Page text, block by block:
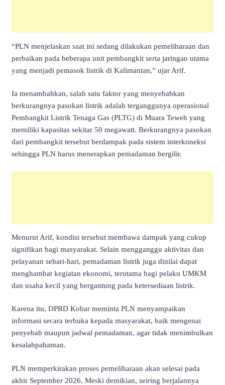
“PLN menjelaskan saat ini sedang dilakukan pemeliharaan dan
perbaikan pada beberapa unit pembangkit serta jaringan utama
yang menjadi pemasok listrik di Kalimantan,” ujar Arif.
Ia menambahkan, salah satu faktor yang menyebabkan
berkurangnya pasokan listrik adalah terganggunya operasional
Pembangkit Listrik Tenaga Gas (PLTG) di Muara Teweh yang
memiliki kapasitas sekitar 50 megawatt. Berkurangnya pasokan
dari pembangkit tersebut berdampak pada sistem interkoneksi
sehingga PLN harus menerapkan pemadaman bergilir.
Menurut Arif, kondisi tersebut membawa dampak yang cukup
signifikan bagi masyarakat. Selain mengganggu aktivitas dan
pelayanan sehari-hari, pemadaman listrik juga dinilai dapat
menghambat kegiatan ekonomi, terutama bagi pelaku UMKM
dan usaha kecil yang bergantung pada ketersediaan listrik.
Karena itu, DPRD Kobar meminta PLN menyampaikan
informasi secara terbuka kepada masyarakat, baik mengenai
penyebab maupun jadwal pemadaman, agar tidak menimbulkan
kesalahpahaman.
PLN memperkirakan proses pemeliharaan akan selesai pada
akhir September 2026. Meski demikian, seiring berjalannya